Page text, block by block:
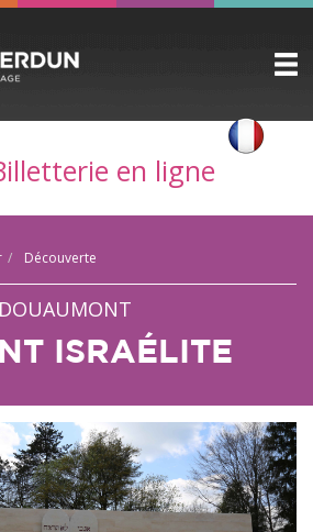
A FAIRE
GROUPES
PRO
en ligne
Découverte
ISRAÉLITE